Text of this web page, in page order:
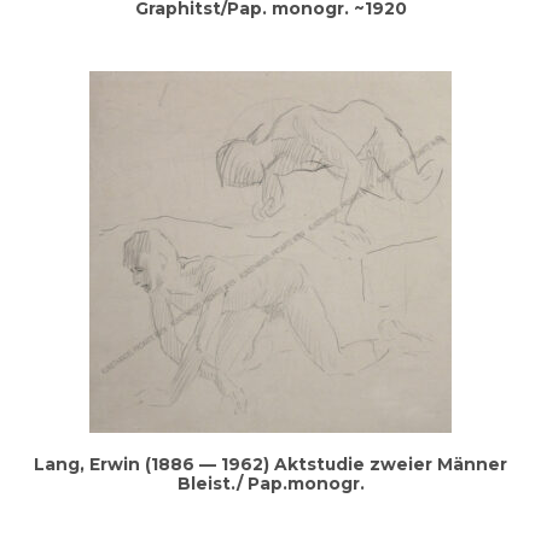
Graphitst/Pap. mono­gr. ~1920
Lang, Erwin (1886 — 1962) Akt­stu­die zwei­er Män­ner
Bleist./ Pap.monogr.